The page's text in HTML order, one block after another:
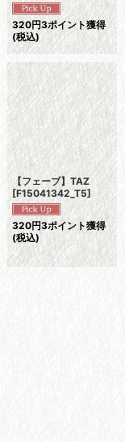
320円3ポイント獲得
(税込)
【フェーブ】TAZ
[F15041342_T5]
320円3ポイント獲得
(税込)